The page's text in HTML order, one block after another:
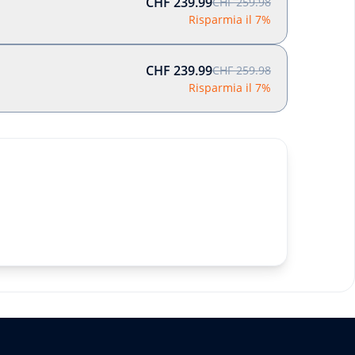
Risparmia il 7%
CHF 239.99CHF 259.98
Risparmia il 7%